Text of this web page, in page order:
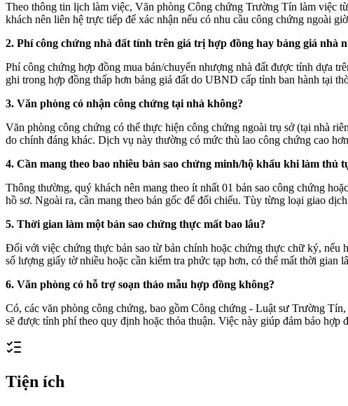
Theo thông tin lịch làm việc, Văn phòng Công chứng Trường Tín làm việc
khách nên liên hệ trực tiếp để xác nhận nếu có nhu cầu công chứng ngoài
2. Phí công chứng nhà đất tính trên giá trị hợp đồng hay bảng giá nhà
Phí công chứng hợp đồng mua bán/chuyển nhượng nhà đất được tính dựa
ghi trong hợp đồng thấp hơn bảng giá đất do UBND cấp tỉnh ban hành tại
3. Văn phòng có nhận công chứng tại nhà không?
Văn phòng công chứng có thể thực hiện công chứng ngoài trụ sở (tại nhà
do chính đáng khác. Dịch vụ này thường có mức thù lao công chứng cao
4. Cần mang theo bao nhiêu bản sao chứng minh/hộ khẩu khi làm thủ
Thông thường, quý khách nên mang theo ít nhất 01 bản sao công chứng
hồ sơ. Ngoài ra, cần mang theo bản gốc để đối chiếu. Tùy từng loại giao
5. Thời gian làm một bản sao chứng thực mất bao lâu?
Đối với việc chứng thực bản sao từ bản chính hoặc chứng thực chữ ký, nếu
số lượng giấy tờ nhiều hoặc cần kiểm tra phức tạp hơn, có thể mất thời gian
6. Văn phòng có hỗ trợ soạn thảo mẫu hợp đồng không?
Có, các văn phòng công chứng, bao gồm Công chứng - Luật sư Trường
sẽ được tính phí theo quy định hoặc thỏa thuận. Việc này giúp đảm bảo
Tiện ích